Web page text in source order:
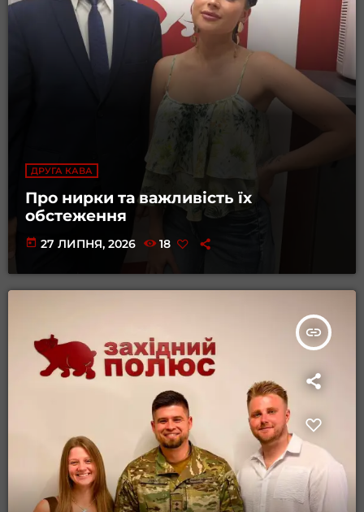
ДРУГА КАВА
Про нирки та важливість їх
обстеження
today 27 ЛИПНЯ, 2026 18
insert_link